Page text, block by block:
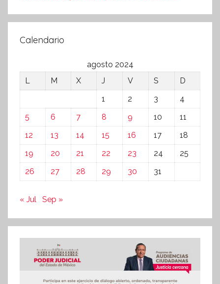
Calendario
agosto 2024
L
M X J V S
D
1
2 3
4
5
6 7 8 9 10
11
12
13 14 15 16 17
18
19
20 21 22 23 24
25
26
27 28 29 30 31
« Jul Sep »